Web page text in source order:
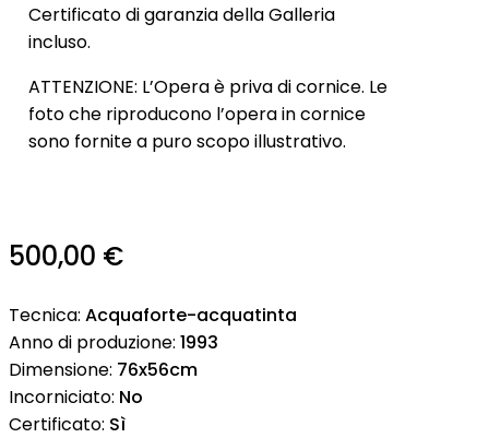
Certificato di garanzia della Galleria
incluso.
ATTENZIONE: L’Opera è priva di cornice. Le
foto che riproducono l’opera in cornice
sono fornite a puro scopo illustrativo.
500,00 €
Tecnica: Acquaforte-acquatinta
Anno di produzione: 1993
Dimensione: 76x56cm
Incorniciato: No
Certificato: Sì